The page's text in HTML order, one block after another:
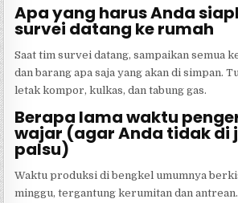
Apa yang harus Anda
survei datang ke rumah
Saat tim survei datang, sampaikan semua
dan barang apa saja yang akan di simpan.
letak kompor, kulkas, dan tabung gas.
Berapa lama waktu
wajar (agar Anda tidak
palsu)
Waktu produksi di bengkel umumnya
minggu, tergantung kerumitan dan antrean.